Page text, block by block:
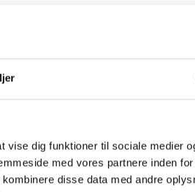
vise dig funktioner til sociale medier
med vores partnere inden
disse data med andre
Personlig